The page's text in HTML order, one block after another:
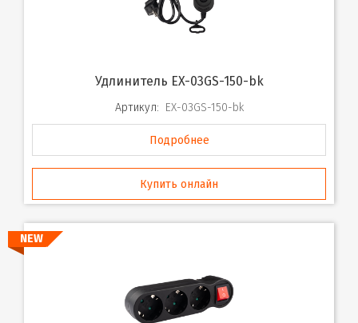
Удлинитель EX-03GS-150-bk
Артикул: EX-03GS-150-bk
Подробнее
Купить онлайн
NEW